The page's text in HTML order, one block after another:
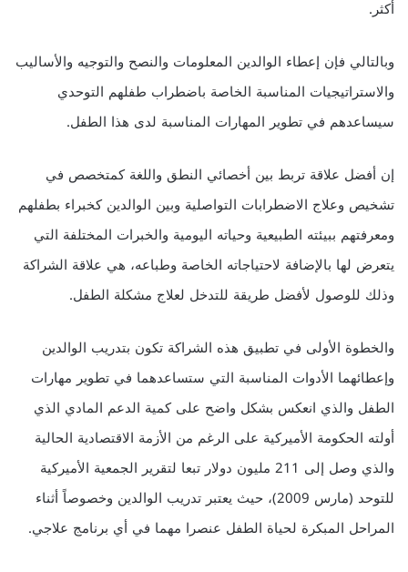
أكثر.
وبالتالي فإن إعطاء الوالدين المعلومات والنصح والتوجيه والأساليب
والاستراتيجيات المناسبة الخاصة باضطراب طفلهم التوحدي
سيساعدهم في تطوير المهارات المناسبة لدى هذا الطفل.
إن أفضل علاقة تربط بين أخصائي النطق واللغة كمتخصص في
تشخيص وعلاج الاضطرابات التواصلية وبين الوالدين كخبراء بطفلهم
ومعرفتهم ببيئته الطبيعية وحياته اليومية والخبرات المختلفة التي
يتعرض لها بالإضافة لاحتياجاته الخاصة وطباعه، هي علاقة الشراكة
وذلك للوصول لأفضل طريقة للتدخل لعلاج مشكلة الطفل.
والخطوة الأولى في تطبيق هذه الشراكة تكون بتدريب الوالدين
وإعطائهما الأدوات المناسبة التي ستساعدهما في تطوير مهارات
الطفل والذي انعكس بشكل واضح على كمية الدعم المادي الذي
أولته الحكومة الأميركية على الرغم من الأزمة الاقتصادية الحالية
والذي وصل إلى 211 مليون دولار تبعا لتقرير الجمعية الأميركية
للتوحد (مارس 2009)، حيث يعتبر تدريب الوالدين وخصوصاً أثناء
المراحل المبكرة لحياة الطفل عنصرا مهما في أي برنامج علاجي.